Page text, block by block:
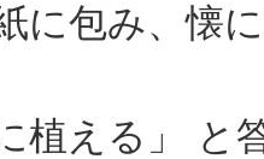
に包み、懐
植える」 と